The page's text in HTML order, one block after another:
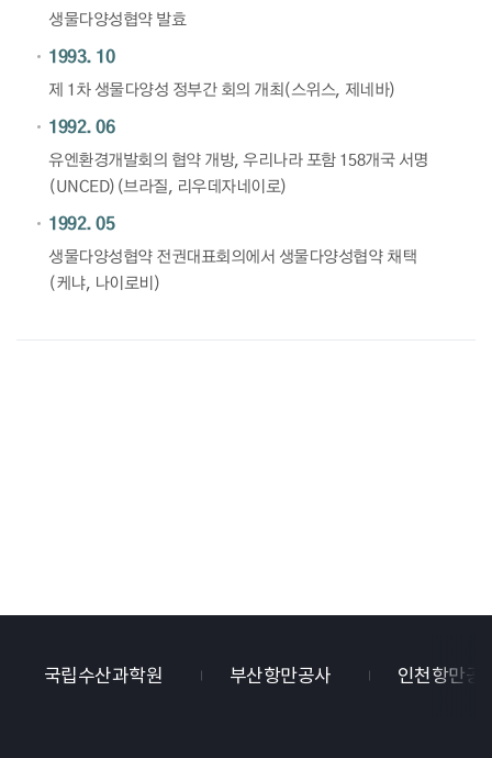
생물다양성협약 발효
1993. 10
제 1차 생물다양성 정부간 회의 개최(스위스, 제네바)
1992. 06
유엔환경개발회의 협약 개방, 우리나라 포함 158개국 서명
(UNCED)(브라질, 리우데자네이로)
1992. 05
생물다양성협약 전권대표회의에서 생물다양성협약 채택
(케냐, 나이로비)
국립수산과학원 부산항만공사 인천항만공